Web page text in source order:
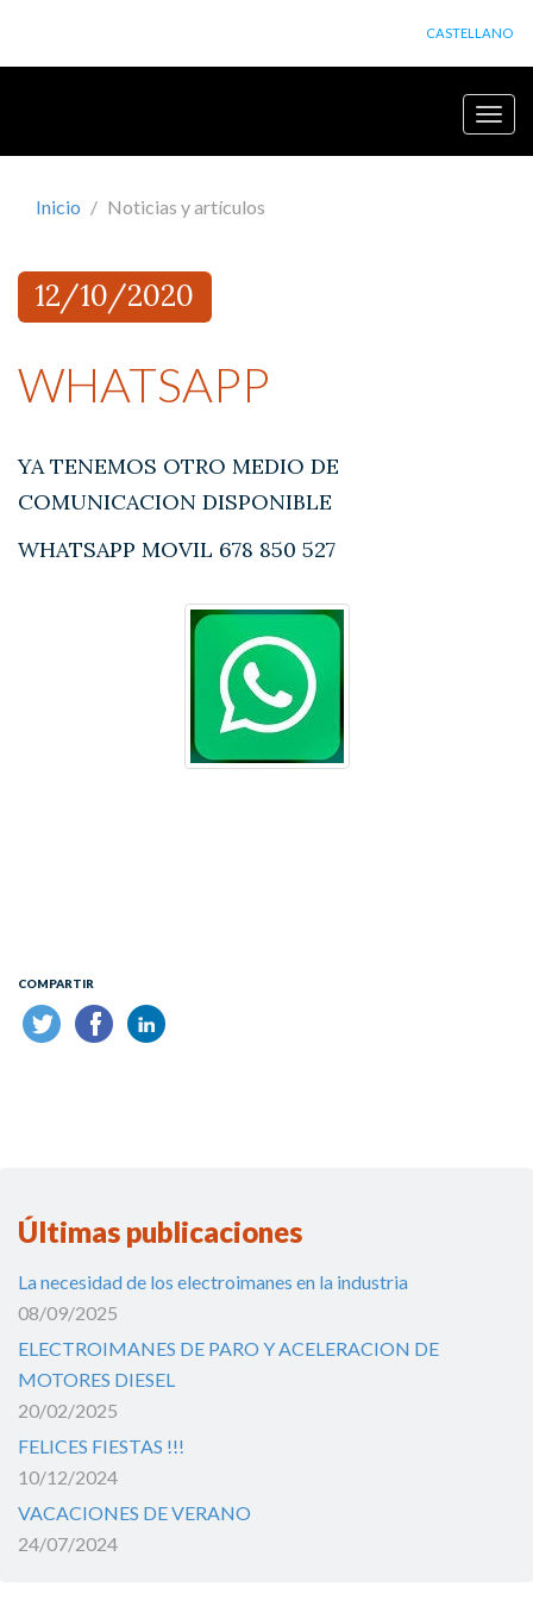
CASTELLANO
Botón
Inicio Noticias y artículos
12/10/2020
WHATSAPP
YA TENEMOS OTRO MEDIO DE
COMUNICACION DISPONIBLE
WHATSAPP MOVIL 678 850 527
COMPARTIR
Últimas publicaciones
La necesidad de los electroimanes en la industria
08/09/2025
ELECTROIMANES DE PARO Y ACELERACION DE
MOTORES DIESEL
20/02/2025
FELICES FIESTAS !!!
10/12/2024
VACACIONES DE VERANO
24/07/2024